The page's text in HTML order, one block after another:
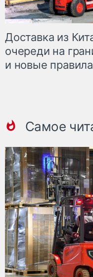
Доставка из
очереди на
и новые
Самое